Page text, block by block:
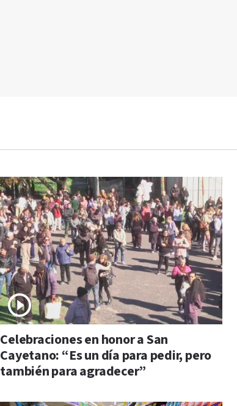
Celebraciones en honor a San
Cayetano: “Es un día para pedir, pero
también para agradecer”